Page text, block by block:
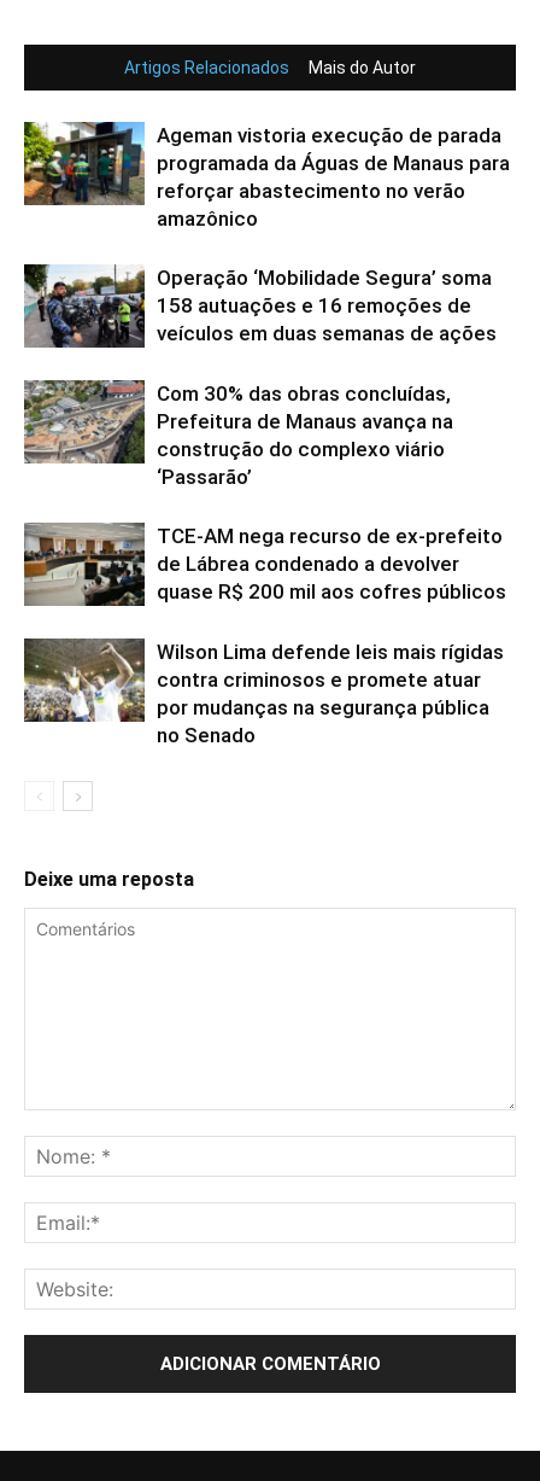
Artigos Relacionados Mais do Autor
Ageman vistoria execução de parada
programada da Águas de Manaus para
reforçar abastecimento no verão
amazônico
Operação ‘Mobilidade Segura’ soma
158 autuações e 16 remoções de
veículos em duas semanas de ações
Com 30% das obras concluídas,
Prefeitura de Manaus avança na
construção do complexo viário
‘Passarão’
TCE-AM nega recurso de ex-prefeito
de Lábrea condenado a devolver
quase R$ 200 mil aos cofres públicos
Wilson Lima defende leis mais rígidas
contra criminosos e promete atuar
por mudanças na segurança pública
no Senado
Deixe uma reposta